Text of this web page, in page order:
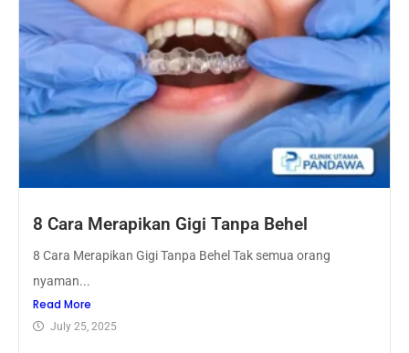
8 Cara Merapikan Gigi Tanpa Behel
8 Cara Merapikan Gigi Tanpa Behel Tak semua orang
nyaman...
Read More
July 25, 2025